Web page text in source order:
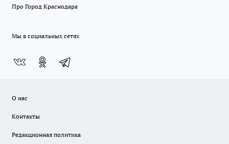
Про Город Краснодара
Мы в социальных сетях
О нас
Контакты
Редакционная политика